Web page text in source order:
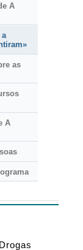
A
a
as
A